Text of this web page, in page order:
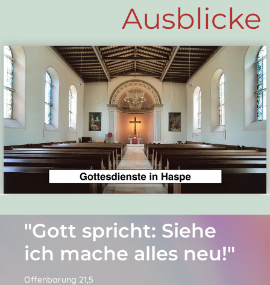
Ausblicke
"Gott spricht: Siehe
ich mache alles neu!"
Offenbarung 21,5